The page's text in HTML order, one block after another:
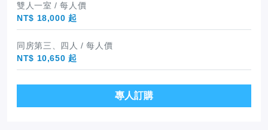
雙人一室 / 每人價
NT$ 18,000 起
同房第三、四人 / 每人價
NT$ 10,650 起
專人訂購